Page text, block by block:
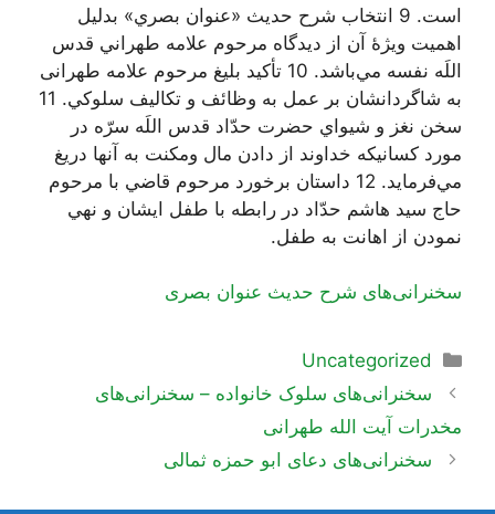
است. 9 انتخاب شرح حديث «عنوان بصري» بدليل
اهميت ويژۀ آن از ديدگاه مرحوم علامه طهراني قدس
اللَه نفسه مي‌باشد. 10 تأكيد بليغ مرحوم علامه طهرانی
به شاگردانشان بر عمل به وظائف و تكاليف سلوكي. 11
سخن نغز و شيواي حضرت حدّاد قدس اللَه سرّه در
مورد كسانيكه خداوند از دادن مال ومكنت به آنها دريغ
مي‌فرمايد. 12 داستان برخورد مرحوم قاضي با مرحوم
حاج سيد هاشم حدّاد در رابطه با طفل ايشان و نهي
نمودن از اهانت به طفل.
سخنرانی‌های شرح حدیث عنوان بصری
دسته‌ها
Uncategorized
ناوبری
نوشته‌ها
سخنرانی‌های سلوک خانواده – سخنرانی‌های
مخدرات آیت الله طهرانی
سخنرانی‌های دعای ابو حمزه ثمالی